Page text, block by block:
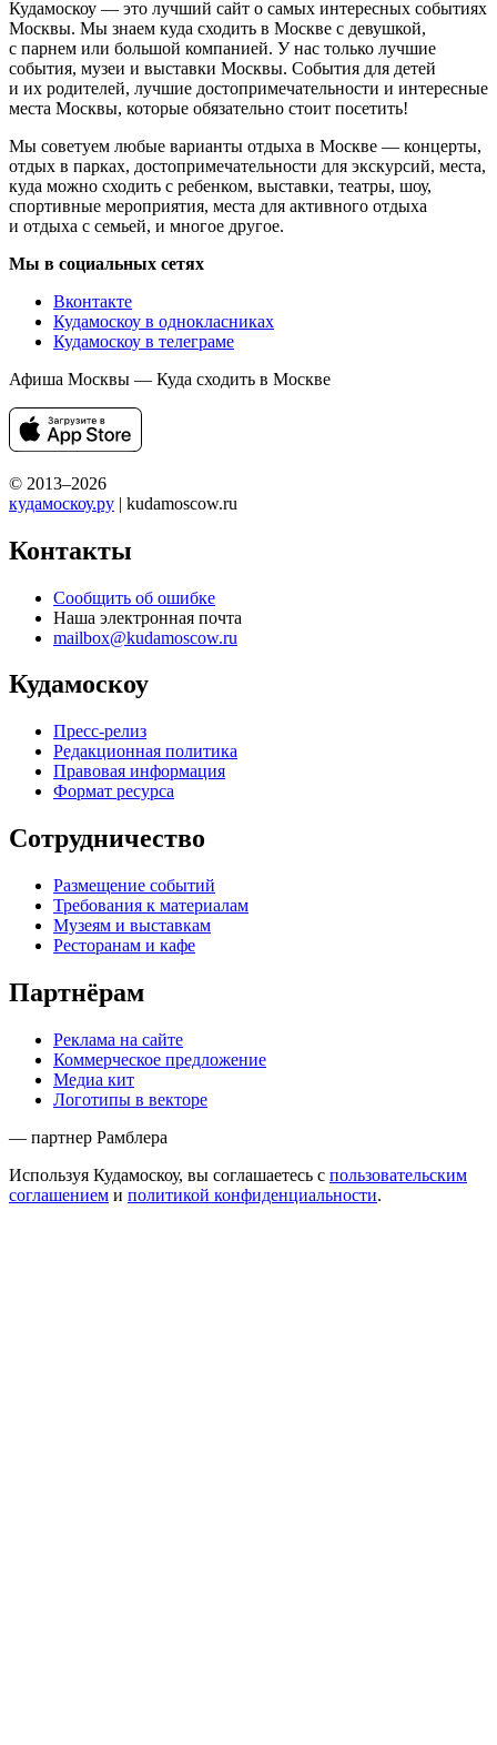
Кудамоскоу — это лучший сайт о самых интересных событиях
Москвы. Мы знаем куда сходить в Москве с девушкой,
с парнем или большой компанией. У нас только лучшие
события, музеи и выставки Москвы. События для детей
и их родителей, лучшие достопримечательности и интересные
места Москвы, которые обязательно стоит посетить!
Мы советуем любые варианты отдыха в Москве — концерты,
отдых в парках, достопримечательности для экскурсий, места,
куда можно сходить с ребенком, выставки, театры, шоу,
спортивные мероприятия, места для активного отдыха
и отдыха с семьей, и многое другое.
Мы в социальных сетях
Вконтакте
Кудамоскоу в однокласниках
Кудамоскоу в телеграме
Афиша Москвы — Куда сходить в Москве
© 2013–2026
кудамоскоу.ру | kudamoscow.ru
Контакты
Сообщить об ошибке
Наша электронная почта
mailbox@kudamoscow.ru
Кудамоскоу
Пресс-релиз
Редакционная политика
Правовая информация
Формат ресурса
Сотрудничество
Размещение событий
Требования к материалам
Музеям и выставкам
Ресторанам и кафе
Партнёрам
Реклама на сайте
Коммерческое предложение
Медиа кит
Логотипы в векторе
— партнер Рамблера
Используя Кудамоскоу, вы соглашаетесь с пользовательским
соглашением и политикой конфиденциальности.